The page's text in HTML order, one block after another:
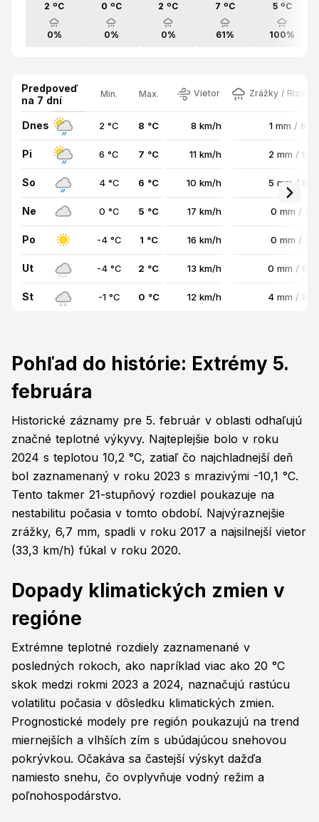
2 ºC
0%
0 ºC
0%
2 ºC
0%
7 ºC
61%
5 ºC
100%
Predpoveď
na 7 dní
Min. Max. Vietor Zrážky / Riziko
Dnes 2 °C 8 °C 8 km/h 1 mm /
Pi 6 °C 7 °C 11 km/h 2 mm /
So 4 °C 6 °C 10 km/h 5 mm /
Ne 0 °C 5 °C 17 km/h 0 mm /
Po -4 °C 1 °C 16 km/h 0 mm /
Ut -4 °C 2 °C 13 km/h 0 mm /
St -1 °C 0 °C 12 km/h 4 mm /
Pohľad do histórie: Extrémy 5.
februára
Historické záznamy pre 5. február v oblasti odhaľujú
značné teplotné výkyvy. Najteplejšie bolo v roku
2024 s teplotou 10,2 °C, zatiaľ čo najchladnejší deň
bol zaznamenaný v roku 2023 s mrazivými -10,1 °C.
Tento takmer 21-stupňový rozdiel poukazuje na
nestabilitu počasia v tomto období. Najvýraznejšie
zrážky, 6,7 mm, spadli v roku 2017 a najsilnejší vietor
(33,3 km/h) fúkal v roku 2020.
Dopady klimatických zmien v
regióne
Extrémne teplotné rozdiely zaznamenané v
posledných rokoch, ako napríklad viac ako 20 °C
skok medzi rokmi 2023 a 2024, naznačujú rastúcu
volatilitu počasia v dôsledku klimatických zmien.
Prognostické modely pre región poukazujú na trend
miernejších a vlhších zím s ubúdajúcou snehovou
pokrývkou. Očakáva sa častejší výskyt dažďa
namiesto snehu, čo ovplyvňuje vodný režim a
poľnohospodárstvo.